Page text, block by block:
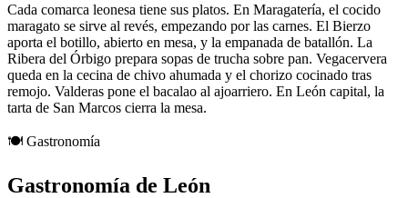
Cada comarca leonesa tiene sus platos. En Maragatería, el cocido
maragato se sirve al revés, empezando por las carnes. El Bierzo
aporta el botillo, abierto en mesa, y la empanada de batallón. La
Ribera del Órbigo prepara sopas de trucha sobre pan. Vegacervera
queda en la cecina de chivo ahumada y el chorizo cocinado tras
remojo. Valderas pone el bacalao al ajoarriero. En León capital, la
tarta de San Marcos cierra la mesa.
🍽️ Gastronomía
Gastronomía de León